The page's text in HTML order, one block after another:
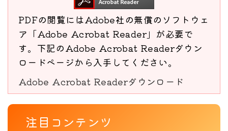
PDFの閲覧にはAdobe社の無償のソフトウェ
ア「Adobe Acrobat Reader」が必要で
す。下記のAdobe Acrobat Readerダウン
ロードページから入手してください。
Adobe Acrobat Readerダウンロード
注目コンテンツ